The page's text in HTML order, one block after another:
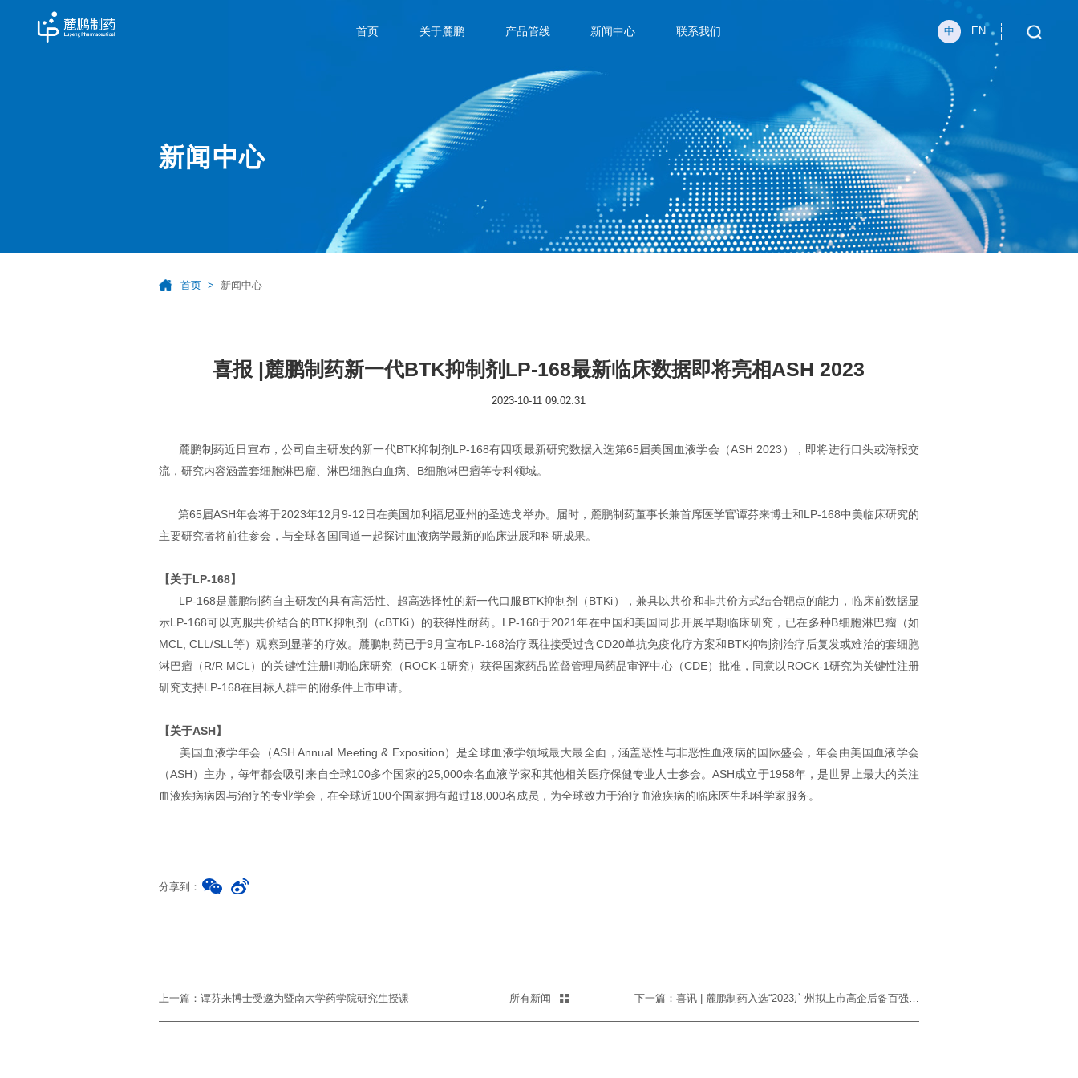
首页 关于麓鹏 产品管线 新闻中心 联系我们 中 EN
新闻中心
首页 新闻中心
喜报 |麓鹏制药新一代BTK抑制剂LP-168最新临床数据即将亮相ASH 2023
2023-10-11 09:02:31
麓鹏制药近日宣布，公司自主研发的新一代BTK抑制剂LP-168有四项最新研究数据入选第65届美国血液学会（ASH 2023），即将进行口头或海报交
流，研究内容涵盖套细胞淋巴瘤、淋巴细胞白血病、B细胞淋巴瘤等专科领域。
第65届ASH年会将于2023年12月9-12日在美国加利福尼亚州的圣选戈举办。届时，麓鹏制药董事长兼首席医学官谭芬来博士和LP-168中美临床研究的
主要研究者将前往参会，与全球各国同道一起探讨血液病学最新的临床进展和科研成果。
【关于LP-168】
LP-168是麓鹏制药自主研发的具有高活性、超高选择性的新一代口服BTK抑制剂（BTKi），兼具以共价和非共价方式结合靶点的能力，临床前数据显
示LP-168可以克服共价结合的BTK抑制剂（cBTKi）的获得性耐药。LP-168于2021年在中国和美国同步开展早期临床研究，已在多种B细胞淋巴瘤（如
MCL, CLL/SLL等）观察到显著的疗效。麓鹏制药已于9月宣布LP-168治疗既往接受过含CD20单抗免疫化疗方案和BTK抑制剂治疗后复发或难治的套细胞
淋巴瘤（R/R MCL）的关键性注册II期临床研究（ROCK-1研究）获得国家药品监督管理局药品审评中心（CDE）批准，同意以ROCK-1研究为关键性注册
研究支持LP-168在目标人群中的附条件上市申请。
【关于ASH】
美国血液学年会（ASH Annual Meeting & Exposition）是全球血液学领域最大最全面，涵盖恶性与非恶性血液病的国际盛会，年会由美国血液学会
（ASH）主办，每年都会吸引来自全球100多个国家的25,000余名血液学家和其他相关医疗保健专业人士参会。ASH成立于1958年，是世界上最大的关注
血液疾病病因与治疗的专业学会，在全球近100个国家拥有超过18,000名成员，为全球致力于治疗血液疾病的临床医生和科学家服务。
分享到：
上一篇：谭芬来博士受邀为暨南大学药学院研究生授课 下一篇：喜讯 | 麓鹏制药入选“2023广州拟上市高企后备百强榜单”
所有新闻